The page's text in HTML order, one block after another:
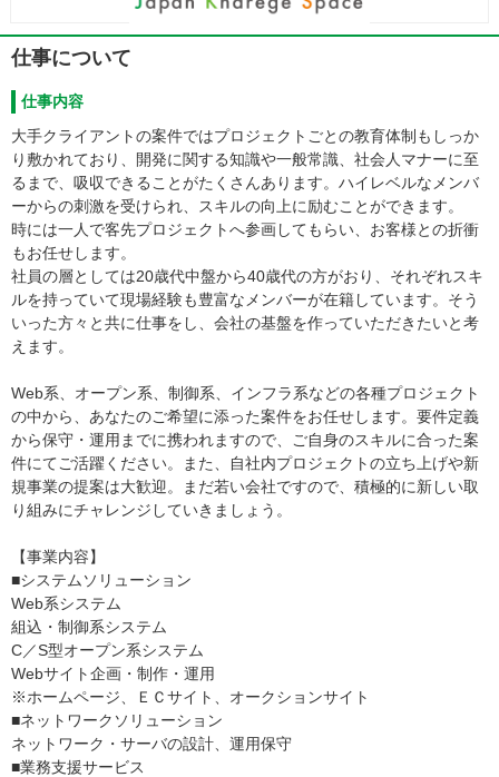
仕事について
仕事内容
大手クライアントの案件ではプロジェクトごとの教育体制もしっか
り敷かれており、開発に関する知識や一般常識、社会人マナーに至
るまで、吸収できることがたくさんあります。ハイレベルなメンバ
ーからの刺激を受けられ、スキルの向上に励むことができます。
時には一人で客先プロジェクトへ参画してもらい、お客様との折衝
もお任せします。
社員の層としては20歳代中盤から40歳代の方がおり、それぞれスキ
ルを持っていて現場経験も豊富なメンバーが在籍しています。そう
いった方々と共に仕事をし、会社の基盤を作っていただきたいと考
えます。
Web系、オープン系、制御系、インフラ系などの各種プロジェクト
の中から、あなたのご希望に添った案件をお任せします。要件定義
から保守・運用までに携われますので、ご自身のスキルに合った案
件にてご活躍ください。また、自社内プロジェクトの立ち上げや新
規事業の提案は大歓迎。まだ若い会社ですので、積極的に新しい取
り組みにチャレンジしていきましょう。
【事業内容】
■システムソリューション
Web系システム
組込・制御系システム
C／S型オープン系システム
Webサイト企画・制作・運用
※ホームページ、ＥＣサイト、オークションサイト
■ネットワークソリューション
ネットワーク・サーバの設計、運用保守
■業務支援サービス